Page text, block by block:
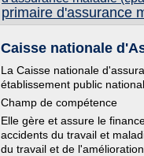
primaire d'assurance
Caisse nationale
La Caisse nationale
établissement public
Champ de compétence
Elle gère et assure le
accidents du travail et
du travail et de